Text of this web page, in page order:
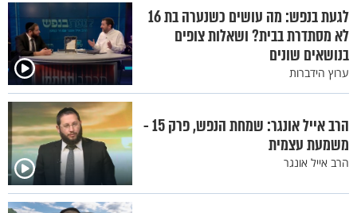
לגעת בנפש: מה עושים כשנערה בת 16
לא מסתדרת בבית? ושאלות צופים
בנושאים שונים
ערוץ הידברות
הרב אייל אונגר: שמחת הנפש, פרק 15 -
משמעת עצמית
הרב אייל אונגר